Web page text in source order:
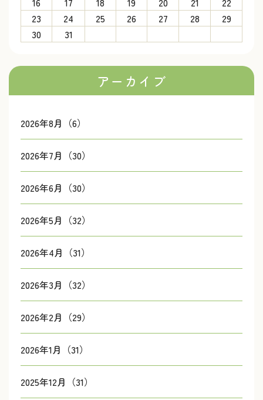
23
24 25 26 27 28
29
30
31
アーカイブ
2026年8月（6）
2026年7月（30）
2026年6月（30）
2026年5月（32）
2026年4月（31）
2026年3月（32）
2026年2月（29）
2026年1月（31）
2025年12月（31）